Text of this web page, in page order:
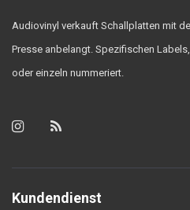
Audiovinyl verkauft Schallplatten mit
Presse anbelangt. Spezifischen
oder einzeln nummeriert.
Kundendienst